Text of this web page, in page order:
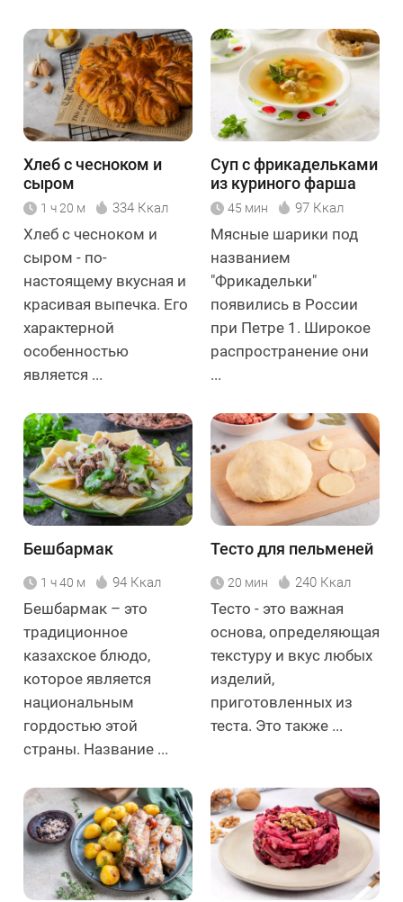
Хлеб с чесноком и
сыром
1 ч 20 м 334 Ккал
Хлеб с чесноком и
сыром - по-
настоящему вкусная и
красивая выпечка. Его
характерной
особенностью
является ...
Суп с фрикадельками
из куриного фарша
45 мин 97 Ккал
Мясные шарики под
названием
"Фрикадельки"
появились в России
при Петре 1. Широкое
распространение они
...
Бешбармак
1 ч 40 м 94 Ккал
Бешбармак – это
традиционное
казахское блюдо,
которое является
национальным
гордостью этой
страны. Название ...
Тесто для пельменей
20 мин 240 Ккал
Тесто - это важная
основа, определяющая
текстуру и вкус любых
изделий,
приготовленных из
теста. Это также ...